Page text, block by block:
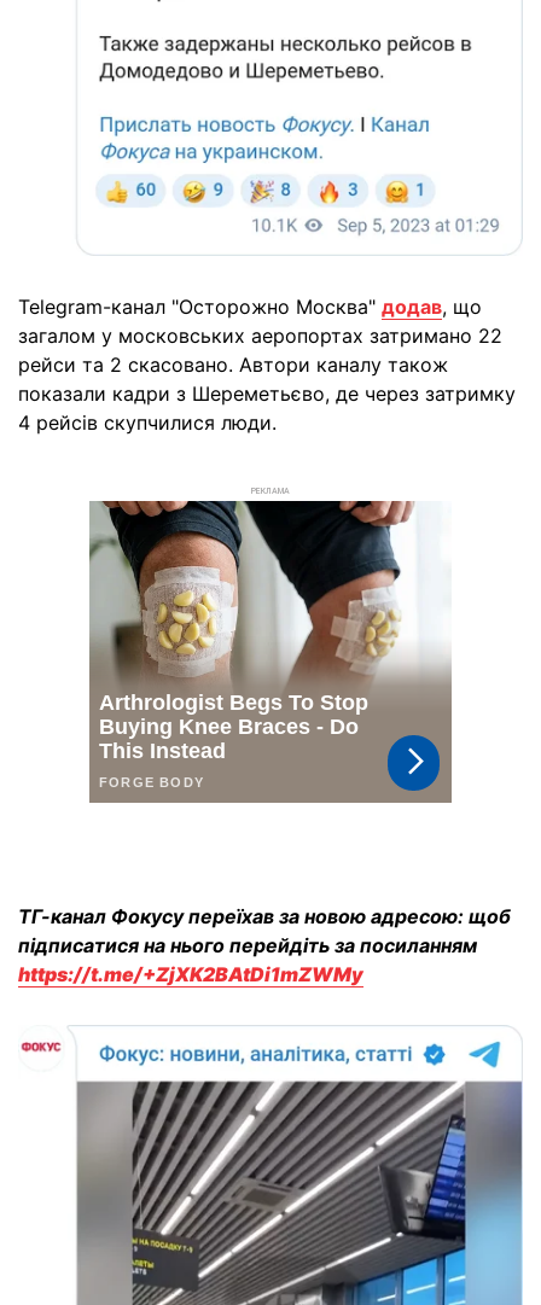
Telegram-канал "Осторожно Москва" додав, що
загалом у московських аеропортах затримано 22
рейси та 2 скасовано. Автори каналу також
показали кадри з Шереметьєво, де через затримку
4 рейсів скупчилися люди.
РЕКЛАМА
ТГ-канал Фокусу переїхав за новою адресою: щоб
підписатися на нього перейдіть за посиланням
https://t.me/+ZjXK2BAtDi1mZWMy